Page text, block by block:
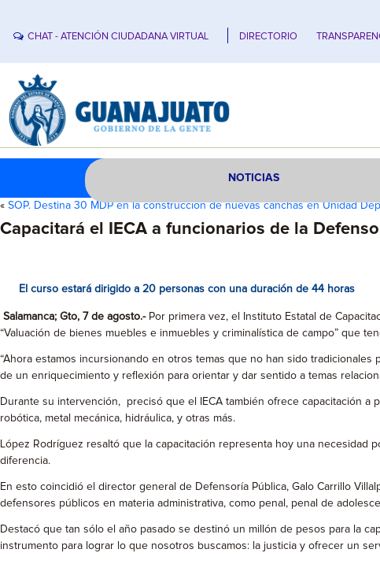
CHAT - ATENCIÓN CIUDADANA VIRTUAL DIRECTORIO
NOTICIAS
« SOP. Destina 30 MDP en la construcción de nuevas canchas en Unidad
Capacitará el IECA a funcionarios de la
El curso estará dirigido a 20 personas con una duración de 44 horas
Salamanca; Gto, 7 de agosto.- Por primera vez, el Instituto Estatal de
“Valuación de bienes muebles e inmuebles y criminalística de campo” que
“Ahora estamos incursionando en otros temas que no han sido
de un enriquecimiento y reflexión para orientar y dar sentido a temas
Durante su intervención, precisó que el IECA también ofrece capacitación
robótica, metal mecánica, hidráulica, y otras más.
López Rodríguez resaltó que la capacitación representa hoy una necesidad
diferencia.
En esto coincidió el director general de Defensoría Pública, Galo Carrillo
defensores públicos en materia administrativa, como penal, penal de
Destacó que tan sólo el año pasado se destinó un millón de pesos para la
instrumento para lograr lo que nosotros buscamos: la justicia y ofrecer un